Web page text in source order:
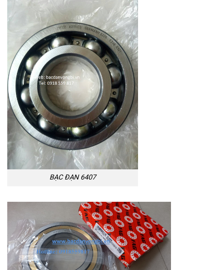
BẠC ĐẠN 6407